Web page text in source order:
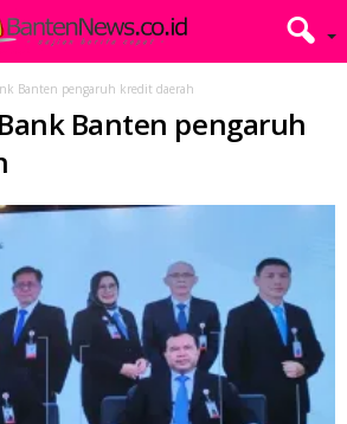
Banten pengaruh kredit daerah
Banten pengaruh